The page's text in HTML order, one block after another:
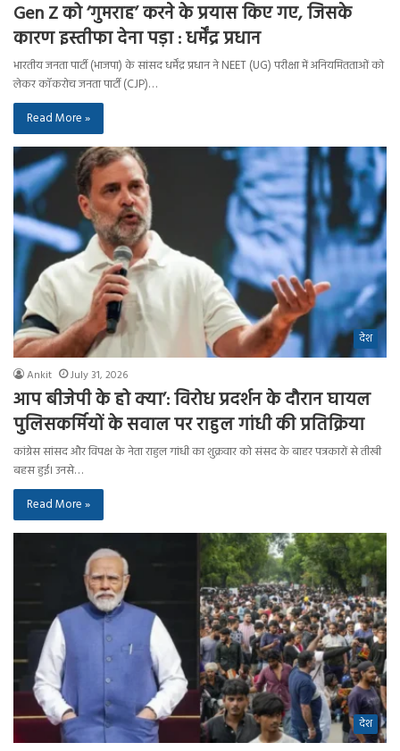
Gen Z को ‘गुमराह’ करने के प्रयास किए गए, जिसके
कारण इस्तीफा देना पड़ा : धर्मेंद्र प्रधान
भारतीय जनता पार्टी (भाजपा) के सांसद धर्मेंद्र प्रधान ने NEET (UG) परीक्षा में अनियमितताओं को
लेकर कॉकरोच जनता पार्टी (CJP)…
Read More »
देश
Ankit July 31, 2026
आप बीजेपी के हो क्या’: विरोध प्रदर्शन के दौरान घायल
पुलिसकर्मियों के सवाल पर राहुल गांधी की प्रतिक्रिया
कांग्रेस सांसद और विपक्ष के नेता राहुल गांधी का शुक्रवार को संसद के बाहर पत्रकारों से तीखी
बहस हुई। उनसे…
Read More »
देश